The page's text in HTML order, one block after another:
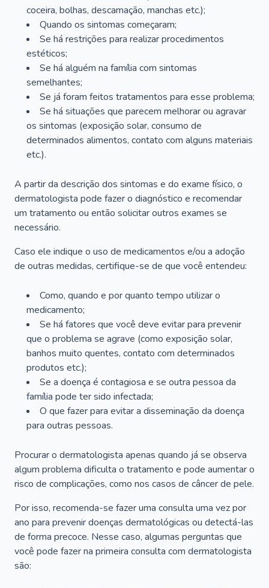
coceira, bolhas, descamação, manchas etc.);
Quando os sintomas começaram;
Se há restrições para realizar procedimentos
estéticos;
Se há alguém na família com sintomas
semelhantes;
Se já foram feitos tratamentos para esse problema;
Se há situações que parecem melhorar ou agravar
os sintomas (exposição solar, consumo de
determinados alimentos, contato com alguns materiais
etc.).
A partir da descrição dos sintomas e do exame físico, o
dermatologista pode fazer o diagnóstico e recomendar
um tratamento ou então solicitar outros exames se
necessário.
Caso ele indique o uso de medicamentos e/ou a adoção
de outras medidas, certifique-se de que você entendeu:
Como, quando e por quanto tempo utilizar o
medicamento;
Se há fatores que você deve evitar para prevenir
que o problema se agrave (como exposição solar,
banhos muito quentes, contato com determinados
produtos etc.);
Se a doença é contagiosa e se outra pessoa da
família pode ter sido infectada;
O que fazer para evitar a disseminação da doença
para outras pessoas.
Procurar o dermatologista apenas quando já se observa
algum problema dificulta o tratamento e pode aumentar o
risco de complicações, como nos casos de câncer de pele.
Por isso, recomenda-se fazer uma consulta uma vez por
ano para prevenir doenças dermatológicas ou detectá-las
de forma precoce. Nesse caso, algumas perguntas que
você pode fazer na primeira consulta com dermatologista
são: